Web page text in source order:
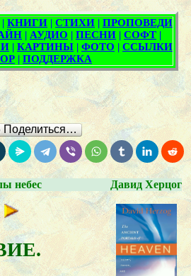
Поделиться…
небес Давид Херцог